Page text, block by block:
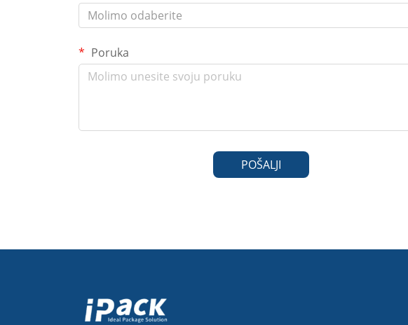
Molimo odaberite
Poruka
POŠALJI